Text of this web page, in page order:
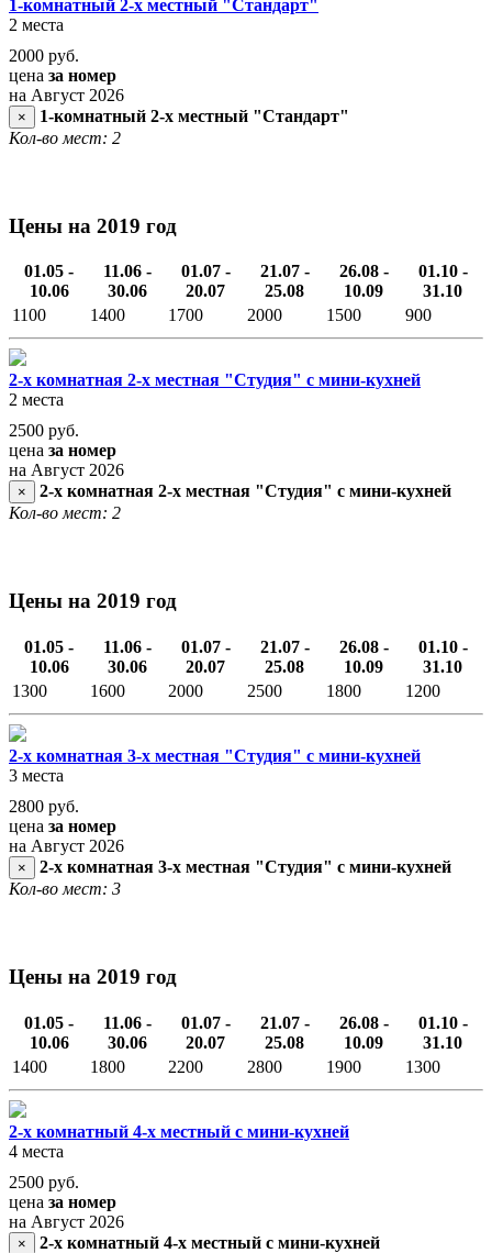
1-комнатный 2-х местный "Стандарт"
2 места
2000 руб.
цена за номер
на Август 2026
×
1-комнатный 2-х местный "Стандарт"
Кол-во мест: 2
Цены на 2019 год
01.05 -
10.06
11.06 -
30.06
01.07 -
20.07
21.07 -
25.08
26.08 -
10.09
01.10 -
31.10
1100
1400 1700 2000 1500 900
2-х комнатная 2-х местная "Студия" с мини-кухней
2 места
2500 руб.
цена за номер
на Август 2026
×
2-х комнатная 2-х местная "Студия" с мини-кухней
Кол-во мест: 2
Цены на 2019 год
01.05 -
10.06
11.06 -
30.06
01.07 -
20.07
21.07 -
25.08
26.08 -
10.09
01.10 -
31.10
1300
1600 2000 2500 1800 1200
2-х комнатная 3-х местная "Студия" с мини-кухней
3 места
2800 руб.
цена за номер
на Август 2026
×
2-х комнатная 3-х местная "Студия" с мини-кухней
Кол-во мест: 3
Цены на 2019 год
01.05 -
10.06
11.06 -
30.06
01.07 -
20.07
21.07 -
25.08
26.08 -
10.09
01.10 -
31.10
1400
1800 2200 2800 1900 1300
2-х комнатный 4-х местный с мини-кухней
4 места
2500 руб.
цена за номер
на Август 2026
×
2-х комнатный 4-х местный с мини-кухней